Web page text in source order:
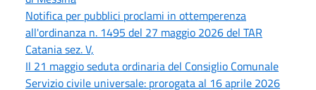
Notifica per pubblici proclami in ottemperenza
all'ordinanza n. 1495 del 27 maggio 2026 del TAR
Catania sez. V,
Il 21 maggio seduta ordinaria del Consiglio Comunale
Servizio civile universale: prorogata al 16 aprile 2026